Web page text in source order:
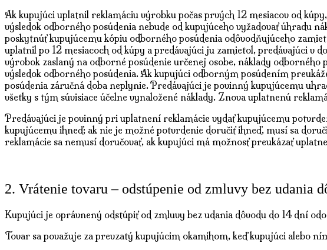
Ak kupujúci uplatnil reklamáciu výrobku počas prvých 12 mesiacov od
výsledok odborného posúdenia nebude od kupujúceho vyžadovať úhradu
poskytnúť kupujúcemu kópiu odborného posúdenia odôvodňujúceho
uplatnil po 12 mesiacoch od kúpy a predávajúci ju zamietol, predávajúci v
výrobok zaslaný na odborné posúdenie určenej osobe, náklady odborného
výsledok odborného posúdenia. Ak kupujúci odborným posúdením
posúdenia záručná doba neplynie. Predávajúci je povinný kupujúcemu
všetky s tým súvisiace účelne vynaložené náklady. Znova uplatnenú
Predávajúci je povinný pri uplatnení reklamácie vydať kupujúcemu
kupujúcemu ihneď; ak nie je možné potvrdenie doručiť ihneď, musí sa
reklamácie sa nemusí doručovať, ak kupujúci má možnosť preukázať
2. Vrátenie tovaru – odstúpenie od zmluvy bez udania
Kupujúci je oprávnený odstúpiť od zmluvy bez udania dôvodu do 14 dní
Tovar sa považuje za prevzatý kupujúcim okamihom, keď kupujúci alebo